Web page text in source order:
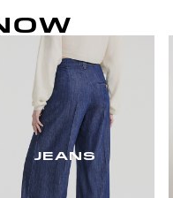
JEANS